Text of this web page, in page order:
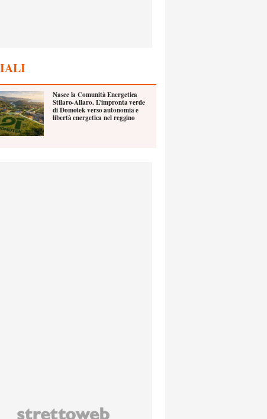
Nasce la Comunità Energetica
Stilaro-Allaro. L’impronta verde
di Domotek verso autonomia e
libertà energetica nel reggino